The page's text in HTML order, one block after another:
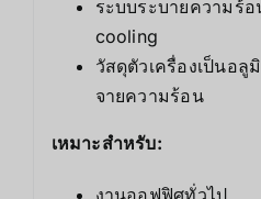
ระบบระบายความร้
cooling
วัสดุตัวเครื่องเป็นอลู
จายความร้อน
เหมาะสำหรับ:
งานออฟฟิศทั่วไป